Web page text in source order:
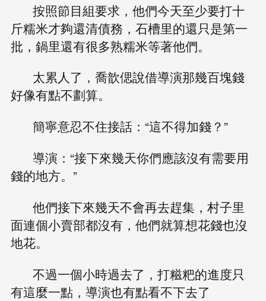
按照節目組要求，他們今天至少要打十
斤糯米才夠還清債務，石槽里的還只是第一
批，鍋里還有很多熟糯米等著他們。
太累人了，喬歆偲說借導演那幾百塊錢
好像有點不劃算。
簡寧意忍不住接話：“這不得加錢？”
導演：“接下來幾天你們應該沒有需要用
錢的地方。”
他們接下來幾天不會再去趕集，村子里
面連個小賣部都沒有，他們就算想花錢也沒
地花。
不過一個小時過去了，打糍粑的進度只
有這麼一點，導演也有點看不下去了